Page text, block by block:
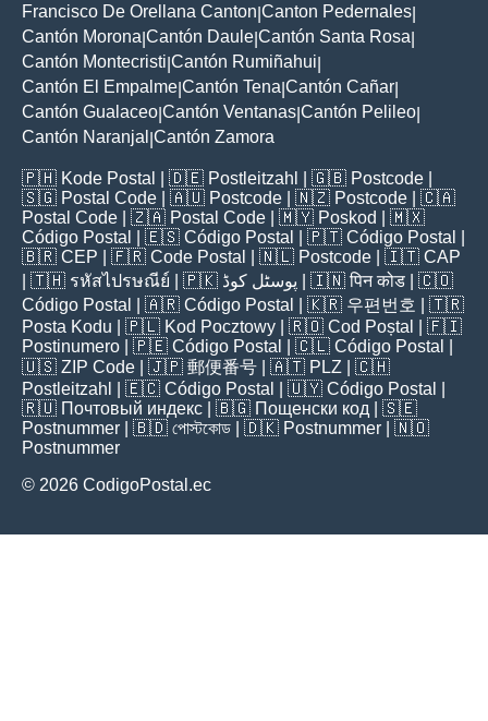
Francisco De Orellana Canton Canton Pedernales
Cantón Morona Cantón Daule Cantón Santa Rosa
Cantón Montecristi Cantón Rumiñahui
Cantón El Empalme Cantón Tena Cantón Cañar
Cantón Gualaceo Cantón Ventanas Cantón Pelileo
Cantón Naranjal Cantón Zamora
🇵🇭 Kode Postal | 🇩🇪 Postleitzahl | 🇬🇧 Postcode
🇸🇬 Postal Code | 🇦🇺 Postcode | 🇳🇿 Postcode | 🇨🇦
Postal Code | 🇿🇦 Postal Code | 🇲🇾 Poskod
| 🇲🇽
Código Postal
| 🇪🇸 Código Postal | 🇵🇹 Código Postal
🇧🇷 CEP | 🇫🇷 Code Postal | 🇳🇱 Postcode | 🇮🇹 CAP
| 🇹🇭 รหัสไปรษณีย์ | 🇵🇰 پوسٹل کوڈ | 🇮🇳पिन कोड | 🇨🇴
Código Postal
| 🇦🇷 Código Postal | 🇰🇷 우편번호
| 🇹🇷
Posta Kodu | 🇵🇱 Kod Pocztowy | 🇷🇴 Cod Poștal
| 🇫🇮
Postinumero | 🇵🇪 Código Postal | 🇨🇱 Código Postal
🇺🇸 ZIP Code | 🇯🇵 郵便番号 | 🇦🇹 PLZ | 🇨🇭
Postleitzahl
| 🇪🇨 Código Postal | 🇺🇾 Código Postal
🇷🇺 Почтовый индекс | 🇧🇬 Пощенски код | 🇸🇪
Postnummer | 🇧🇩 পোস্টকোড | 🇩🇰 Postnummer | 🇳🇴
Postnummer
© 2026 CodigoPostal.ec